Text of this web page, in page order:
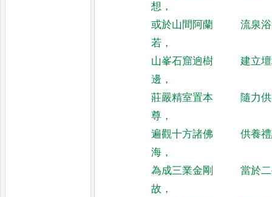
想 ，
或於山間阿蘭
若 ，
流泉
山峯石窟逈樹
邊 ，
建立
莊嚴精室置本
尊 ，
隨力
遍觀十方諸佛
海 ，
供養
為成三業金剛
故 ，
當於